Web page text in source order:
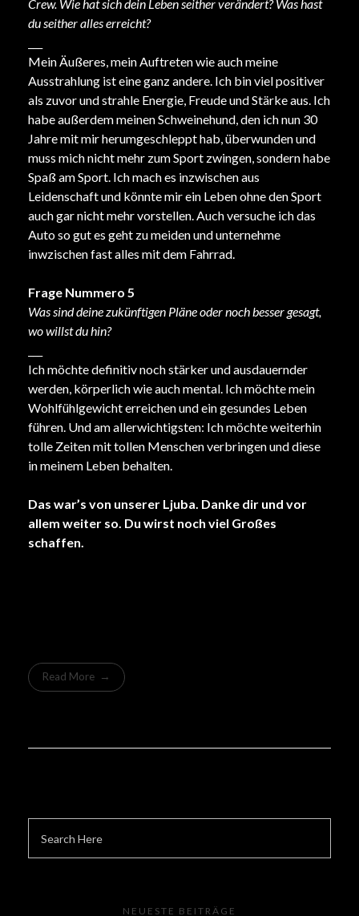
Crew. Wie hat sich dein Leben seither verändert? Was hast
du seither alles erreicht?
Mein Äußeres, mein Auftreten wie auch meine
Ausstrahlung ist eine ganz andere. Ich bin viel positiver
als zuvor und strahle Energie, Freude und Stärke aus. Ich
habe außerdem meinen Schweinehund, den ich nun 30
Jahre mit mir herumgeschleppt hab, überwunden und
muss mich nicht mehr zum Sport zwingen, sondern habe
Spaß am Sport. Ich mach es inzwischen aus
Leidenschaft und könnte mir ein Leben ohne den Sport
auch gar nicht mehr vorstellen. Auch versuche ich das
Auto so gut es geht zu meiden und unternehme
inwzischen fast alles mit dem Fahrrad.
Frage Nummero 5
Was sind deine zukünftigen Pläne oder noch besser gesagt,
wo willst du hin?
Ich möchte definitiv noch stärker und ausdauernder
werden, körperlich wie auch mental. Ich möchte mein
Wohlfühlgewicht erreichen und ein gesundes Leben
führen. Und am allerwichtigsten: Ich möchte weiterhin
tolle Zeiten mit tollen Menschen verbringen und diese
in meinem Leben behalten.
Das war’s von unserer Ljuba. Danke dir und vor
allem weiter so. Du wirst noch viel Großes
schaffen.
Read More
NEUESTE BEITRÄGE